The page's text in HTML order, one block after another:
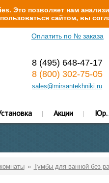
Это позволяет нам
сайтом, вы
Оплатить по № заказа
8 (495) 648-47-17
8 (800) 302-75-05
sales@mirsantekhniki.ru
Акции Юр.
Тумбы для ванной без